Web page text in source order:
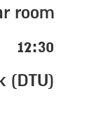
room
12:30
(DTU)